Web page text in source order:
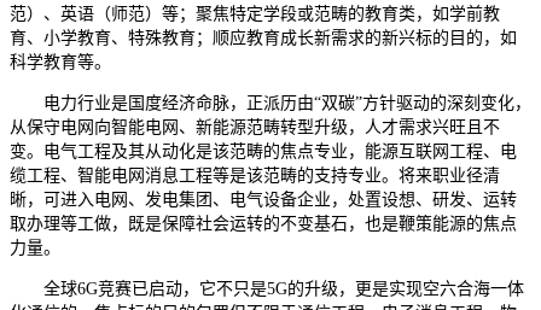
范）、英语（师范）等；聚焦特定学段或范畴的教育类，如学前教
育、小学教育、特殊教育；顺应教育成长新需求的新兴标的目的，如
科学教育等。
电力行业是国度经济命脉，正派历由“双碳”方针驱动的深刻变化，
从保守电网向智能电网、新能源范畴转型升级，人才需求兴旺且不
变。电气工程及其从动化是该范畴的焦点专业，能源互联网工程、电
缆工程、智能电网消息工程等是该范畴的支持专业。将来职业径清
晰，可进入电网、发电集团、电气设备企业，处置设想、研发、运转
取办理等工做，既是保障社会运转的不变基石，也是鞭策能源的焦点
力量。
全球6G竞赛已启动，它不只是5G的升级，更是实现空六合海一体